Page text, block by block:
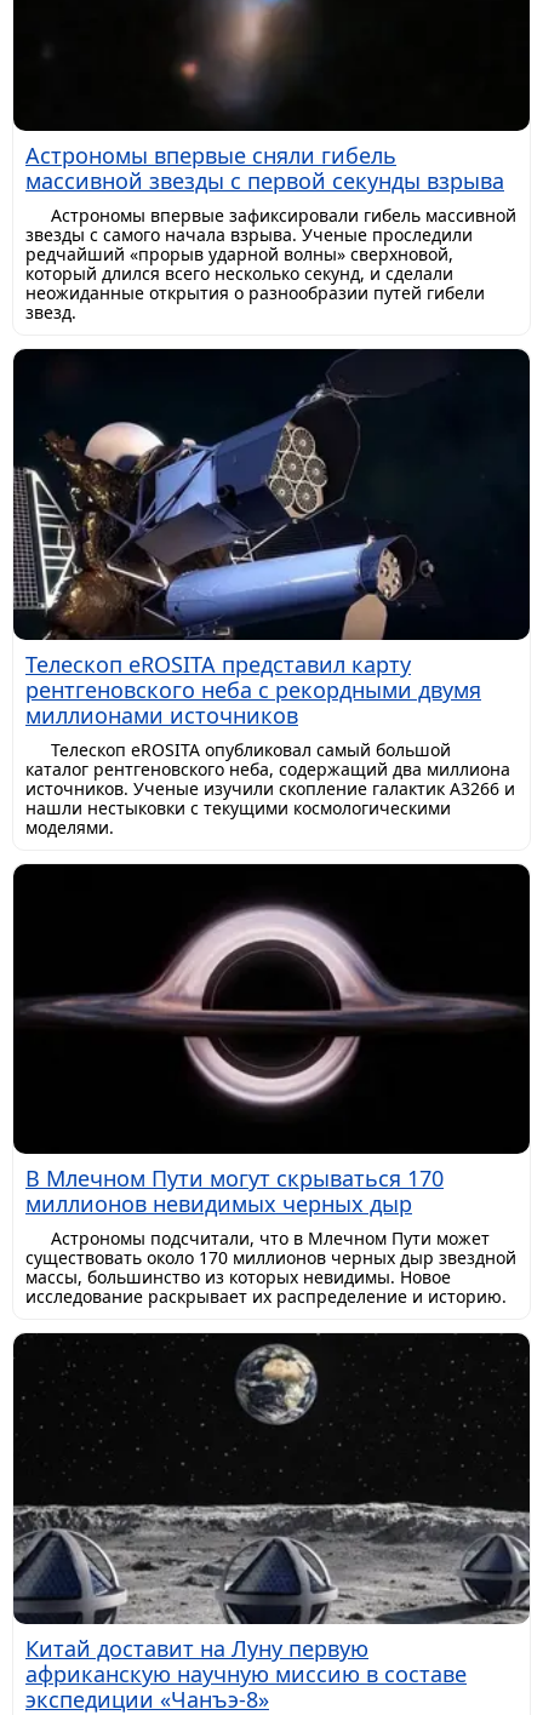
Астрономы впервые сняли гибель
массивной звезды с первой секунды взрыва
Астрономы впервые зафиксировали гибель массивной
звезды с самого начала взрыва. Ученые проследили
редчайший «прорыв ударной волны» сверхновой,
который длился всего несколько секунд, и сделали
неожиданные открытия о разнообразии путей гибели
звезд.
Телескоп eROSITA представил карту
рентгеновского неба с рекордными двумя
миллионами источников
Телескоп eROSITA опубликовал самый большой
каталог рентгеновского неба, содержащий два миллиона
источников. Ученые изучили скопление галактик A3266 и
нашли нестыковки с текущими космологическими
моделями.
В Млечном Пути могут скрываться 170
миллионов невидимых черных дыр
Астрономы подсчитали, что в Млечном Пути может
существовать около 170 миллионов черных дыр звездной
массы, большинство из которых невидимы. Новое
исследование раскрывает их распределение и историю.
Китай доставит на Луну первую
африканскую научную миссию в составе
экспедиции «Чанъэ-8»